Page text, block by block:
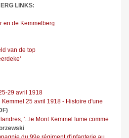
LINKS:
en de Kemmelberg
van de top
29 avril 1918
25 avril 1918 - Histoire d'une
'...le Mont Kemmel fume comme